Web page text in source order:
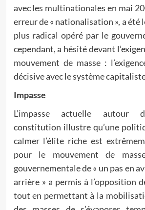
avec les multinationales en mai
erreur de « nationalisation », a été
plus radical opéré par le
cependant, a hésité devant
mouvement de masse :
décisive avec le système
Impasse
L’impasse actuelle autour
constitution illustre qu’une
calmer l’élite riche est
pour le mouvement de
gouvernementale de « un pas en
arrière » a permis à l’opposition
tout en permettant à la